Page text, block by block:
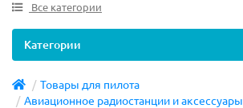
Все категории
Категории
Товары для пилота
Авиационное радиостанции и аксессуары